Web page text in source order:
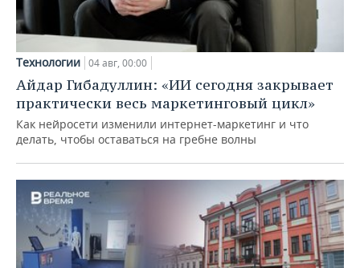
Технологии 04 авг, 00:00
Айдар Гибадуллин: «ИИ сегодня закрывает
практически весь маркетинговый цикл»
Как нейросети изменили интернет-маркетинг и что
делать, чтобы оставаться на гребне волны